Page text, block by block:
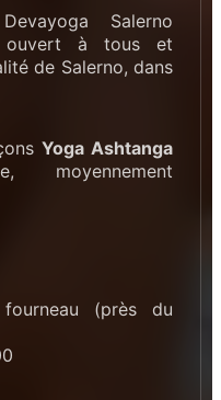
Salerno
ouvert à tous et
de Salerno, dans
Yoga Ashtanga
moyennement
(près du